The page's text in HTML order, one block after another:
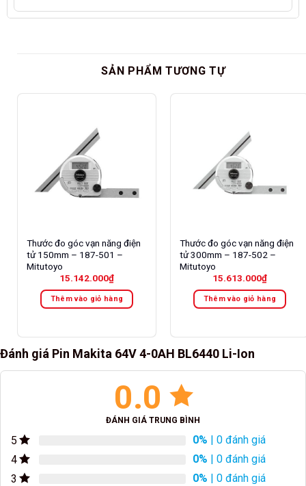
SẢN PHẨM TƯƠNG TỰ
Thước đo góc vạn năng điện
tử 150mm – 187-501 –
Mitutoyo
15.142.000₫
Thêm vào giỏ hàng
Thước đo góc vạn năng điện
tử 300mm – 187-502 –
Mitutoyo
15.613.000₫
Thêm vào giỏ hàng
Đánh giá Pin Makita 64V 4-0AH BL6440 Li-Ion
0.0
ĐÁNH GIÁ TRUNG BÌNH
5 0% | 0 đánh giá
4
0% | 0 đánh giá
3
0% | 0 đánh giá